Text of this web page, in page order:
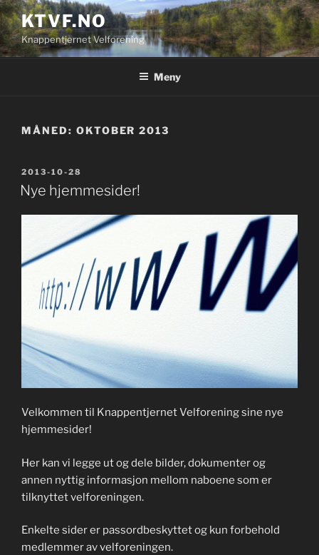
Gå
til
innhold
KTVF.NO
Knappentjernet Velforening
Meny
MÅNED: OKTOBER 2013
PUBLISERT
2013-10-28
Nye hjemmesider!
Velkommen til Knappentjernet Velforening sine nye
hjemmesider!
Her kan vi legge ut og dele bilder, dokumenter og
annen nyttig informasjon mellom naboene som er
tilknyttet velforeningen.
Enkelte sider er passordbeskyttet og kun forbehold
medlemmer av velforeningen.